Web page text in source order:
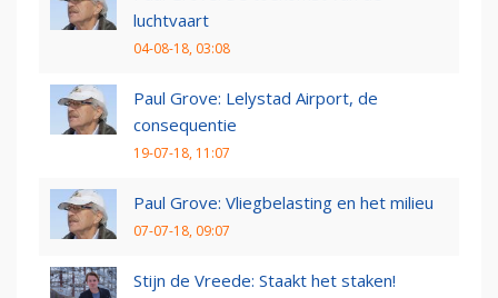
luchtvaart
04-08-18, 03:08
Paul Grove: Lelystad Airport, de
consequentie
19-07-18, 11:07
Paul Grove: Vliegbelasting en het milieu
07-07-18, 09:07
Stijn de Vreede: Staakt het staken!